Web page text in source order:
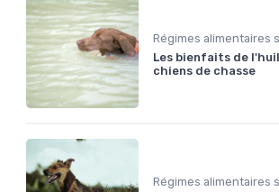
Les bienfaits de
chiens de chasse